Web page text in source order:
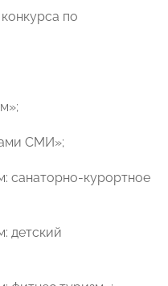
по
СМИ»;
санаторно-курортное
детский